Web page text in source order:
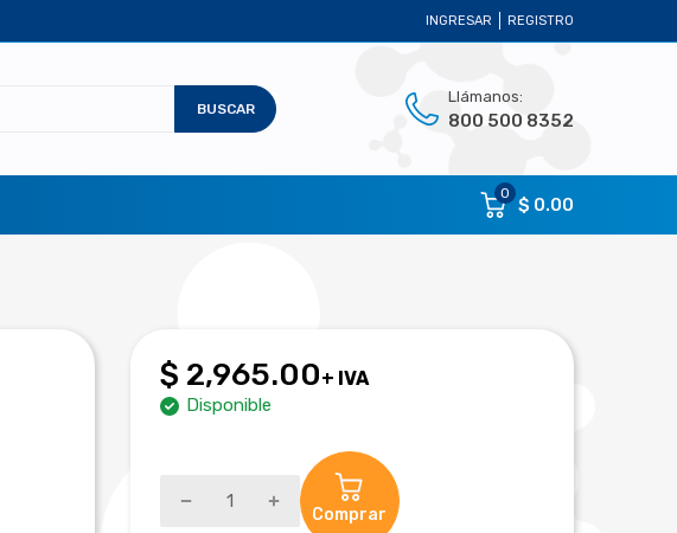
INGRESAR REGISTRO
BUSCAR
Llámanos:
800 500 8352
0
$ 0.00
$ 2,965.00+ IVA
Disponible
Comprar